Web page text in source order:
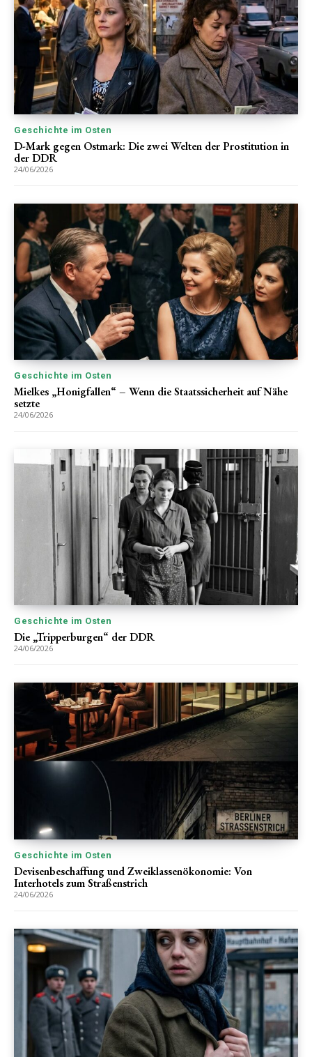
Geschichte im Osten
D-Mark gegen Ostmark: Die zwei Welten der Prostitution in
der DDR
24/06/2026
Geschichte im Osten
Mielkes „Honigfallen“ – Wenn die Staatssicherheit auf Nähe
setzte
24/06/2026
Geschichte im Osten
Die „Tripperburgen“ der DDR
24/06/2026
Geschichte im Osten
Devisenbeschaffung und Zweiklassenökonomie: Von
Interhotels zum Straßenstrich
24/06/2026